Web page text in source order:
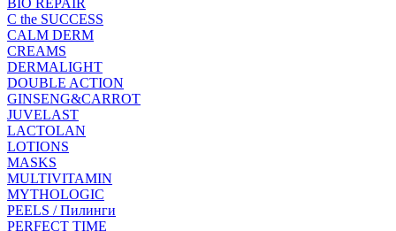
C the SUCCESS
CALM DERM
CREAMS
DERMALIGHT
DOUBLE ACTION
GINSENG&CARROT
JUVELAST
LACTOLAN
LOTIONS
MASKS
MULTIVITAMIN
MYTHOLOGIC
PEELS / Пилинги
PERFECT TIME